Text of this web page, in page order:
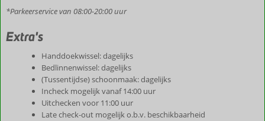
*Parkeerservice van 08:00-20:00 uur
Extra's
Handdoekwissel: dagelijks
Bedlinnenwissel: dagelijks
(Tussentijdse) schoonmaak: dagelijks
Incheck mogelijk vanaf 14:00 uur
Uitchecken voor 11:00 uur
Late check-out mogelijk o.b.v. beschikbaarheid